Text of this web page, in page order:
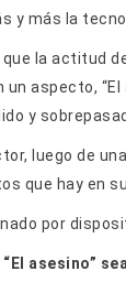
y más la
la actitud
un aspecto,
y
luego de
que hay en
por
“El asesino”